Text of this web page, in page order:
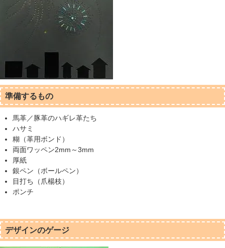
準備するもの
馬革／豚革のハギレ革たち
ハサミ
糊（革用ボンド）
両面ワッペン2mm～3mm
厚紙
銀ペン（ボールペン）
目打ち（爪楊枝）
ポンチ
デザインのゲージ